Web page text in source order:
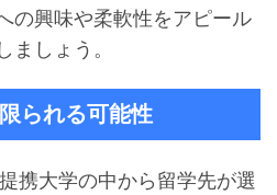
の興味や柔軟性をアピール
しょう。
られる可能性
携大学の中から留学先が選